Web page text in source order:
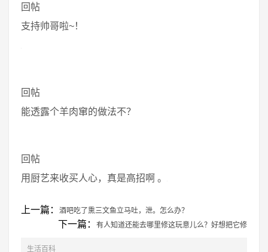
回帖
支持帅哥啦~！
回帖
能透露个羊肉窜的做法不？
回帖
用厨艺来收买人心，真是高招啊 。
上一篇： 酒吧吃了熏三文鱼立马吐，泄。怎么办？
下一篇： 有人知道还能去哪里修这玩意儿么？好想把它修
生活百科